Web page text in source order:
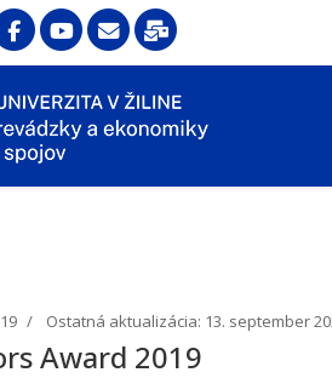
Ostatná aktualizácia: 13. september
Award 2019